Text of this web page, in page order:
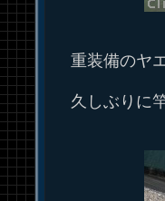
重装備のヤ
久しぶりに